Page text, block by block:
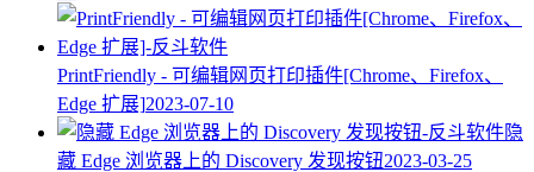
PrintFriendly - 可编辑网页打印插件[Chrome、Firefox、
Edge 扩展]2023-07-10
隐
藏 Edge 浏览器上的 Discovery 发现按钮2023-03-25